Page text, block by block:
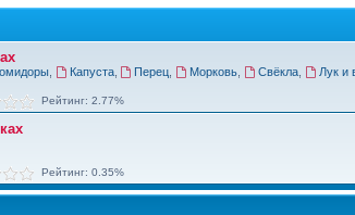
, Капуста, Перец Морковь Свёкла Лук и
Рейтинг: 2.77%
Рейтинг: 0.35%